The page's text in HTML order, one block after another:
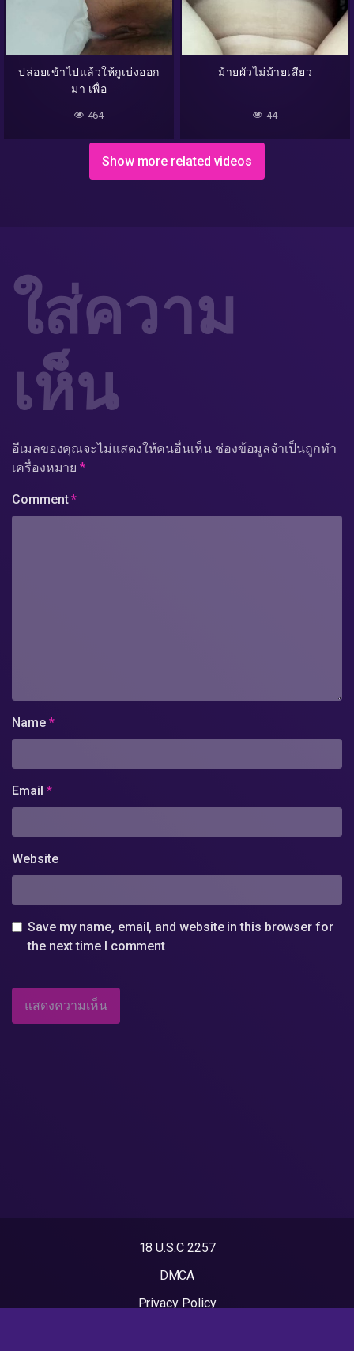
ปล่อยเข้าไปแล้วให้กูเบ่งออก
มา เพื่อ
464
ม้ายผัวไม่ม้ายเสียว
44
Show more related videos
ใส่ความ
เห็น
อีเมลของคุณจะไม่แสดงให้คนอื่นเห็น ช่องข้อมูลจำเป็นถูกทำ
เครื่องหมาย*
Comment*
Name *
Email *
Website
Save my name, email, and website in this browser for
the next time I comment
18 U.S.C 2257
DMCA
Privacy Policy